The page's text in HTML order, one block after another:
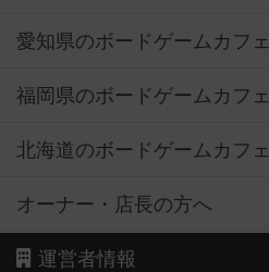
愛知県のボードゲームカフェ
福岡県のボードゲームカフェ
北海道のボードゲームカフェ
オーナー・店長の方へ
運営者情報